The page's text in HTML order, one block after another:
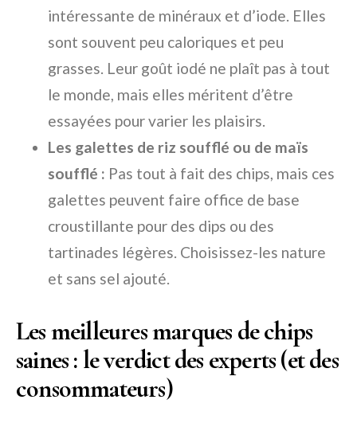
intéressante de minéraux et d’iode. Elles
sont souvent peu caloriques et peu
grasses. Leur goût iodé ne plaît pas à tout
le monde, mais elles méritent d’être
essayées pour varier les plaisirs.
Les galettes de riz soufflé ou de maïs
soufflé : Pas tout à fait des chips, mais ces
galettes peuvent faire office de base
croustillante pour des dips ou des
tartinades légères. Choisissez-les nature
et sans sel ajouté.
Les meilleures marques de chips
saines : le verdict des experts (et des
consommateurs)